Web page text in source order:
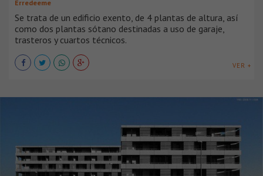
Erredeeme
Se trata de un edificio exento, de 4 plantas de altura, así
como dos plantas sótano destinadas a uso de garaje,
trasteros y cuartos técnicos.
VER +